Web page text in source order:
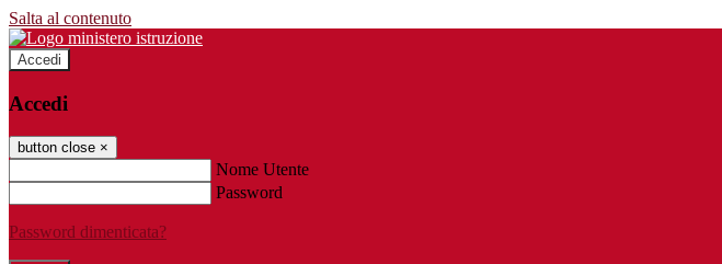
Salta al contenuto
Accedi
Accedi
button close ×
Nome Utente
Password
Password dimenticata?